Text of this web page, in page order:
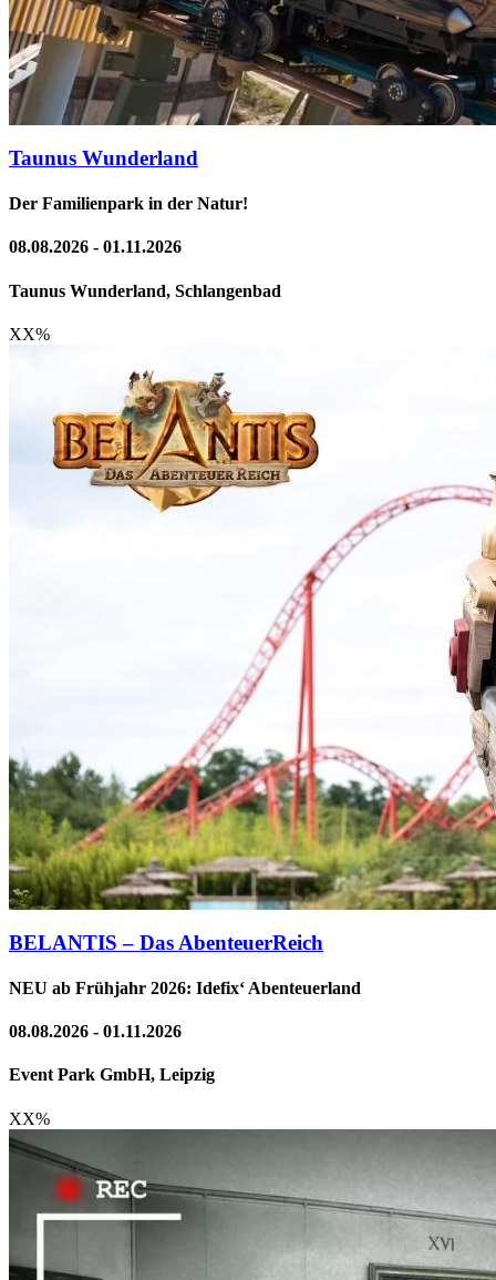
Taunus Wunderland
Der Familienpark in der Natur!
08.08.2026 - 01.11.2026
Taunus Wunderland, Schlangenbad
XX%
BELANTIS – Das AbenteuerReich
NEU ab Frühjahr 2026: Idefix‘ Abenteuerland
08.08.2026 - 01.11.2026
Event Park GmbH, Leipzig
XX%